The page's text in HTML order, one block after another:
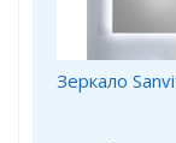
Зеркало